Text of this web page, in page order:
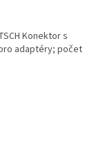
Konektor s
adaptéry; počet